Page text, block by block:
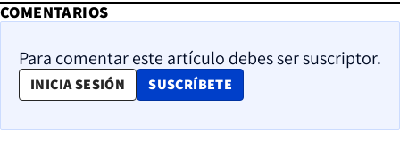
COMENTARIOS
Para comentar este artículo debes ser suscriptor.
INICIA SESIÓN SUSCRÍBETE
OPENS IN NEW WINDOW